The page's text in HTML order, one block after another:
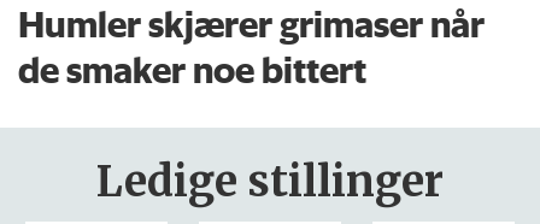
Humler skjærer grimaser når
de smaker noe bittert
Ledige stillinger